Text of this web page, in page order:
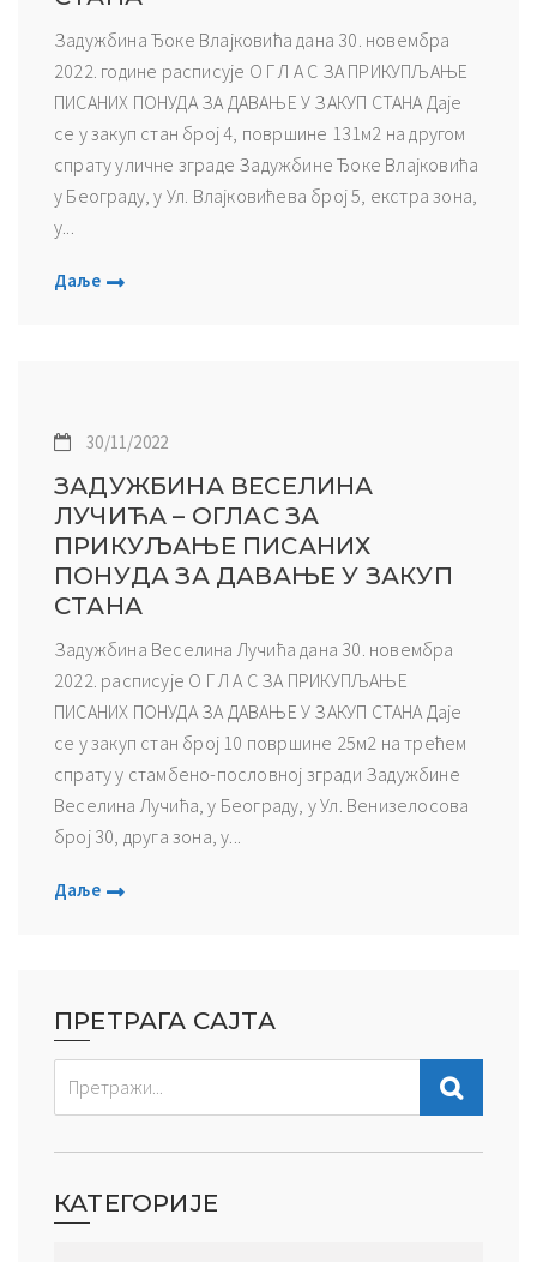
Задужбина Ђоке Влајковића дана 30. новембра
2022. године расписује О Г Л А С ЗА ПРИКУПЉАЊЕ
ПИСАНИХ ПОНУДА ЗА ДАВАЊЕ У ЗАКУП СТАНА Даје
се у закуп стан број 4, површине 131м2 на другом
спрату уличне зграде Задужбине Ђоке Влајковића
у Београду, у Ул. Влајковићева број 5, екстра зона,
у...
Даље
30/11/2022
ЗАДУЖБИНА ВЕСЕЛИНА
ЛУЧИЋА – ОГЛАС ЗА
ПРИКУЉАЊЕ ПИСАНИХ
ПОНУДА ЗА ДАВАЊЕ У ЗАКУП
СТАНА
Задужбина Веселина Лучића дана 30. новембра
2022. расписује О Г Л А С ЗА ПРИКУПЉАЊЕ
ПИСАНИХ ПОНУДА ЗА ДАВАЊЕ У ЗАКУП СТАНА Даје
се у закуп стан број 10 површине 25м2 на трећем
спрату у стамбено-пословној згради Задужбине
Веселина Лучића, у Београду, у Ул. Венизелосова
број 30, друга зона, у...
Даље
ПРЕТРАГА САЈТА
КАТЕГОРИЈЕ